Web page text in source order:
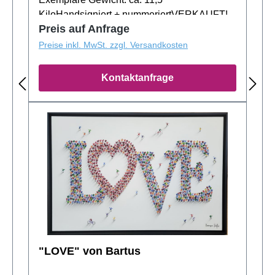
KiloHandsigniert + nummeriertVERKAUFT!
Preis auf Anfrage
Preise inkl. MwSt. zzgl. Versandkosten
Kontaktanfrage
"LOVE" von Bartus